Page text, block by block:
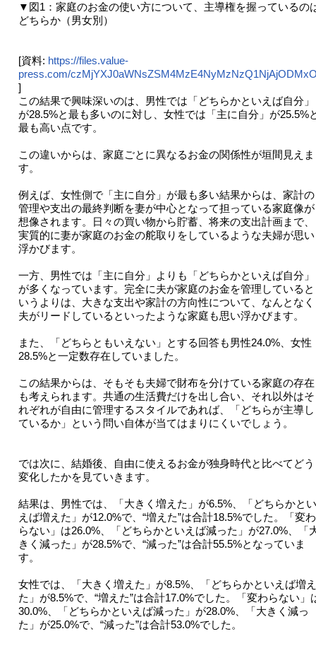
▼図1：家庭のお金の使い方について、主導権を握っているの
どちらか（男女別）
[資料: https://files.value-
press.com/
]
この結果で興味深いのは、男性では「どちらかといえば自分」
が28.5%と最も多いのに対し、女性では「主に自分」が25.5%
最も高い点です。
この違いからは、家庭ごとに異なるお金の関係性が垣間見えま
す。
例えば、女性側で「主に自分」が最も多い結果からは、家計の
管理や支出の最終判断を妻が中心となって担っている家庭像が
想像されます。日々の買い物から貯蓄、将来の支出計画まで、
実質的に妻が家庭のお金の舵取りをしているような夫婦が思い
浮かびます。
一方、男性では「主に自分」よりも「どちらかといえば自分」
が多くなっています。完全に夫が家庭のお金を管理していると
いうよりは、大きな支出や家計の方向性について、なんとなく
夫がリードしているといったような家庭も思い浮かびます。
また、「どちらともいえない」とする回答も男性24.0%、女性
28.5%と一定数存在していました。
この結果からは、そもそも夫婦で財布を分けている家庭の存在
も考えられます。共通の生活費だけを出し合い、それ以外はそ
れぞれが自由に管理するスタイルであれば、「どちらが主導し
ているか」という問い自体が当てはまりにくいでしょう。
では次に、結婚後、自由に使えるお金が独身時代と比べてどう
変化したかを見ていきます。
結果は、男性では、「大きく増えた」が6.5%、「どちらかとい
えば増えた」が12.0%で、“増えた”は合計18.5%でした。「変わ
らない」は26.0%、「どちらかといえば減った」が27.0%、「
きく減った」が28.5%で、“減った”は合計55.5%となっていま
す。
女性では、「大きく増えた」が8.5%、「どちらかといえば増え
た」が8.5%で、“増えた”は合計17.0%でした。「変わらない」
30.0%、「どちらかといえば減った」が28.0%、「大きく減っ
た」が25.0%で、“減った”は合計53.0%でした。